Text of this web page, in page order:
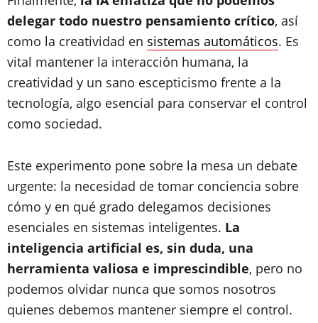
delegar todo nuestro pensamiento crítico, así
como la creatividad en sistemas automáticos. Es
vital mantener la interacción humana, la
creatividad y un sano escepticismo frente a la
tecnología, algo esencial para conservar el control
como sociedad.
Este experimento pone sobre la mesa un debate
urgente: la necesidad de tomar conciencia sobre
cómo y en qué grado delegamos decisiones
esenciales en sistemas inteligentes. La
inteligencia artificial es, sin duda, una
herramienta valiosa e imprescindible, pero no
podemos olvidar nunca que somos nosotros
quienes debemos mantener siempre el control.